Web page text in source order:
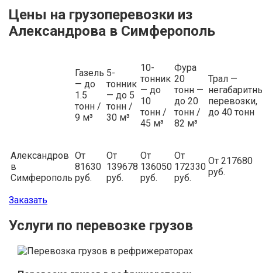
Цены на грузоперевозки из
Александрова в Симферополь
Газель
— до
1.5
тонн /
9 м³
5-
тонник
— до 5
тонн /
30 м³
10-
тонник
— до
10
тонн /
45 м³
Фура
20
тонн —
до 20
тонн /
82 м³
Трал —
перевозки,
до 40 тонн
Александров
в
Симферополь
От
81630
руб.
От
139678
руб.
От
136050
руб.
От
172330
руб.
От 217680
руб.
Заказать
Услуги по перевозке грузов